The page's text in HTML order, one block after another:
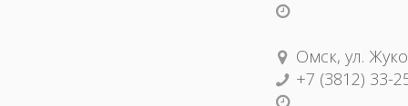
Омск, ул.
+7 (3812) 33-